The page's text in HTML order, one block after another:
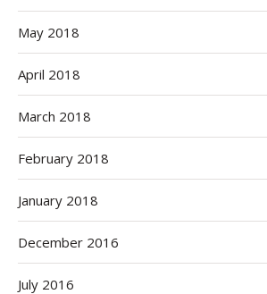
May 2018
April 2018
March 2018
February 2018
January 2018
December 2016
July 2016